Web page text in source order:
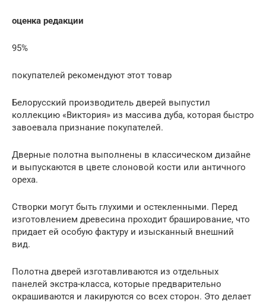
оценка редакции
95%
покупателей рекомендуют этот товар
Белорусский производитель дверей выпустил
коллекцию «Виктория» из массива дуба, которая быстро
завоевала признание покупателей.
Дверные полотна выполнены в классическом дизайне
и выпускаются в цвете слоновой кости или античного
ореха.
Створки могут быть глухими и остекленными. Перед
изготовлением древесина проходит браширование, что
придает ей особую фактуру и изысканный внешний
вид.
Полотна дверей изготавливаются из отдельных
панелей экстра-класса, которые предварительно
окрашиваются и лакируются со всех сторон. Это делает